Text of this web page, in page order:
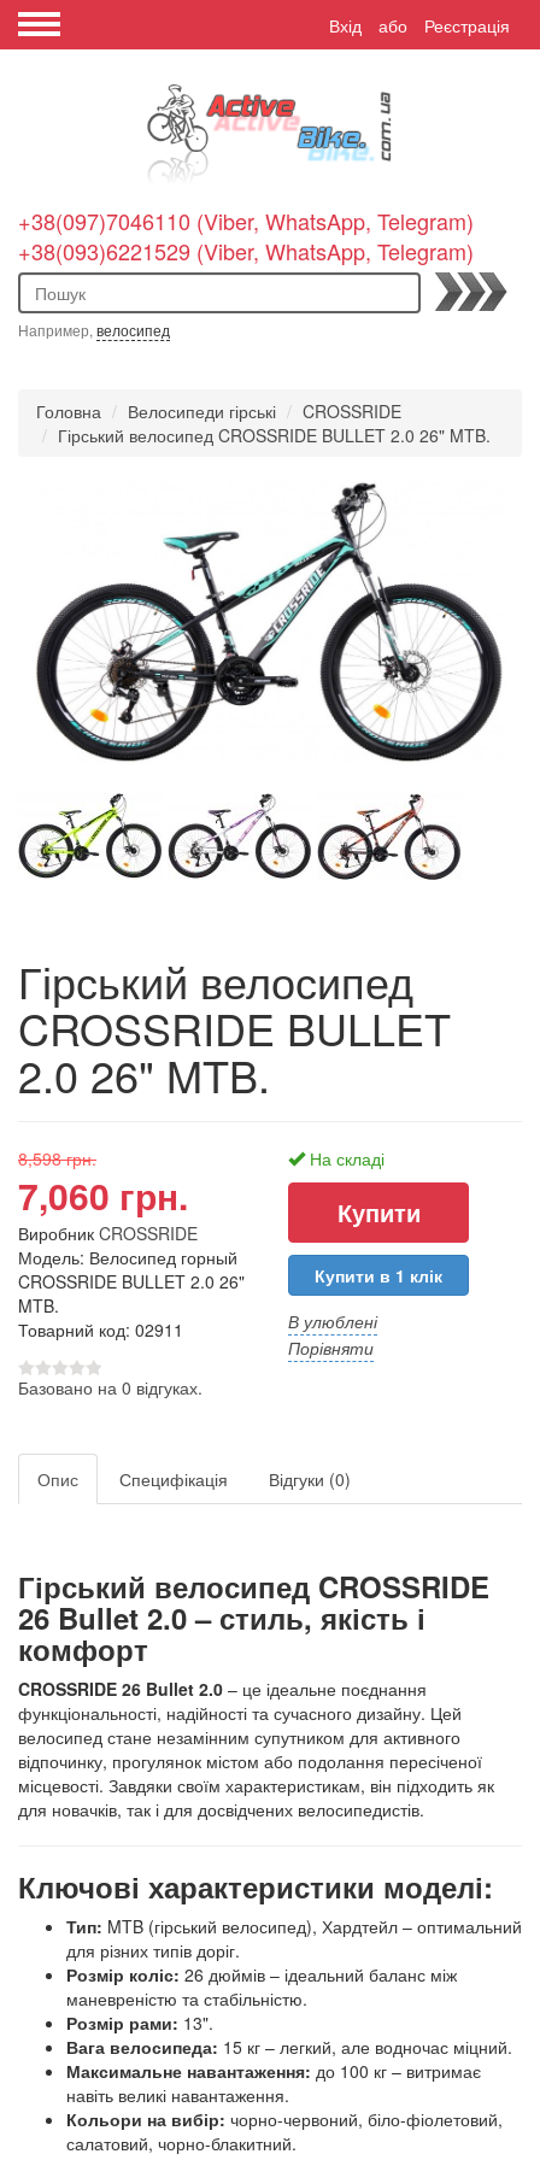
Вхід або Реєстрація
+38(097)7046110 (Viber, WhatsApp, Telegram)
+38(093)6221529 (Viber, WhatsApp, Telegram)
Пошук
Например, велосипед
Головна Велосипеди гірські
CROSSRIDE
Гірський велосипед CROSSRIDE BULLET 2.0 26" MTB.
Гірський велосипед
CROSSRIDE BULLET
2.0 26" MTB.
8,598 грн.
7,060 грн.
Виробник CROSSRIDE
Модель: Велосипед горный
CROSSRIDE BULLET 2.0 26"
MTB.
Товарний код: 02911
Базовано на 0 відгуках.
На складі
Купити в 1 клік
В улюблені
Порівняти
Опис Специфікація Відгуки (0)
Гірський велосипед CROSSRIDE
26 Bullet 2.0 – стиль, якість і
комфорт
CROSSRIDE 26 Bullet 2.0 – це ідеальне поєднання
функціональності, надійності та сучасного дизайну. Цей
велосипед стане незамінним супутником для активного
відпочинку, прогулянок містом або подолання пересіченої
місцевості. Завдяки своїм характеристикам, він підходить як
для новачків, так і для досвідчених велосипедистів.
Ключові характеристики моделі:
Тип: MTB (гірський велосипед), Хардтейл – оптимальний
для різних типів доріг.
Розмір коліс: 26 дюймів – ідеальний баланс між
маневреністю та стабільністю.
Розмір рами: 13".
Вага велосипеда: 15 кг – легкий, але водночас міцний.
Максимальне навантаження: до 100 кг – витримає
навіть великі навантаження.
Кольори на вибір: чорно-червоний, біло-фіолетовий,
салатовий, чорно-блакитний.